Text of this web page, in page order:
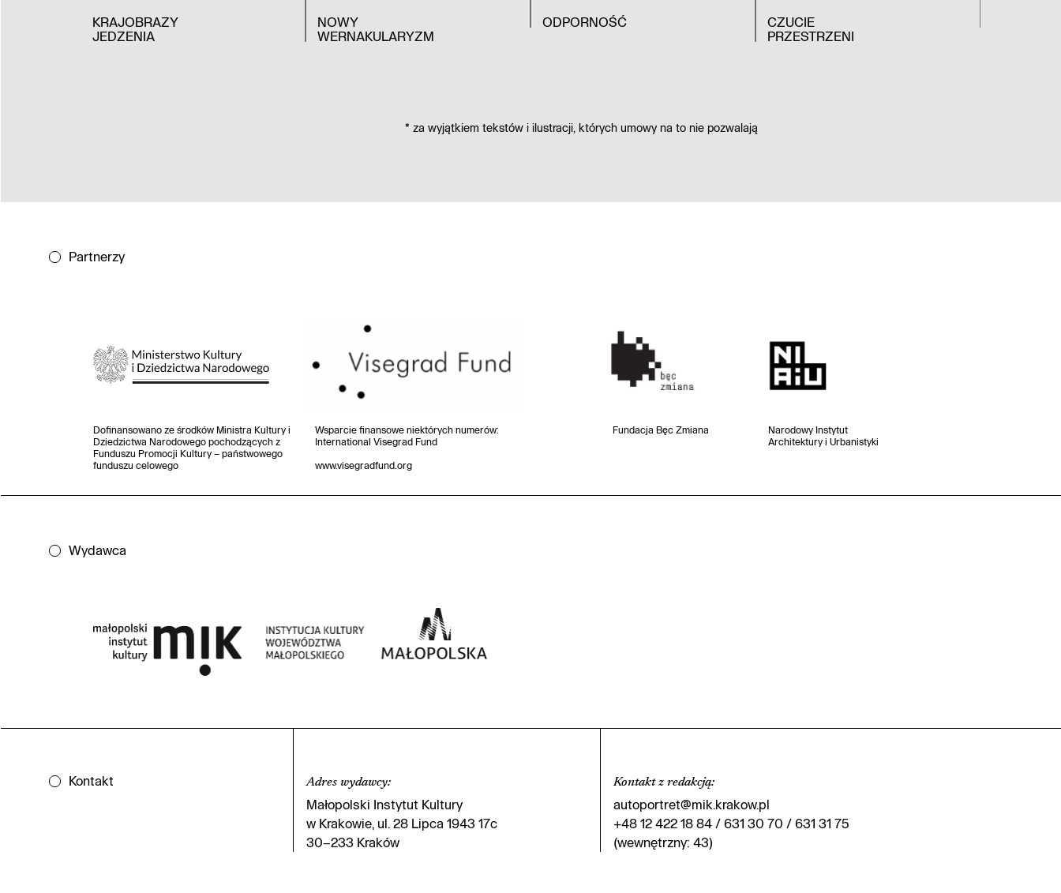
KRAJOBRAZY
JEDZENIA
NOWY
WERNAKULARYZM
ODPORNOŚĆ
CZUCIE
PRZESTRZENI
*za wyjątkiem tekstów i ilustracji, których umowy na to nie pozwalają
Partnerzy
Dofinansowano ze środków Ministra Kultury i
Dziedzictwa Narodowego pochodzących z
Funduszu Promocji Kultury – państwowego
funduszu celowego
Wsparcie finansowe niektórych numerów:
International Visegrad Fund
www.visegradfund.org
Fundacja Bęc Zmiana
Narodowy Instytut
Architektury i Urbanistyki
Wydawca
Kontakt Adres wydawcy:
Małopolski Instytut Kultury
w Krakowie, ul. 28 Lipca 1943 17c
30–233 Kraków
Kontakt z redakcją:
autoportret@mik.krakow.pl
+48 12 422 18 84 / 631 30 70 / 631 31 75
(wewnętrzny: 43)